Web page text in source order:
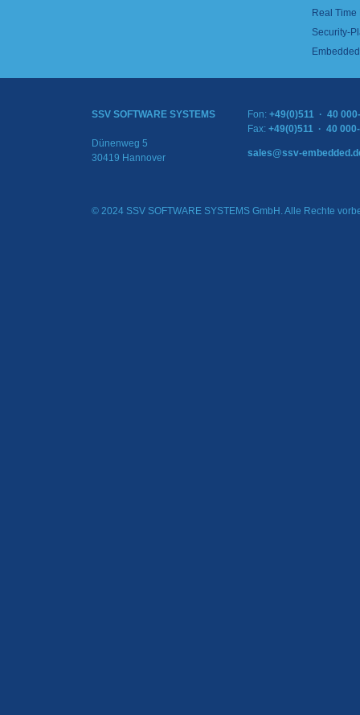
Real
Security-
SSV SOFTWARE SYSTEMS
Dünenweg 5
30419 Hannover
Fon: +49(0)511 · 40
Fax: +49(0)511 · 40
sales@ssv-
© 2024 SSV SOFTWARE SYSTEMS GmbH. Alle Rechte